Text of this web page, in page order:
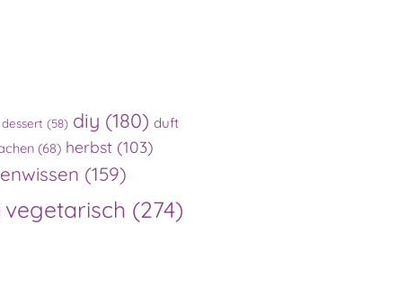
dessert (58) diy (180) duft
(68) herbst (103)
(159)
vegetarisch (274)